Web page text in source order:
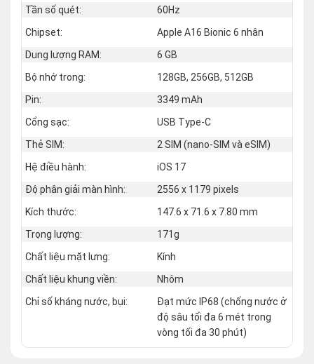
Tần số quét:
60Hz
Chipset:
Apple A16 Bionic 6 nhân
Dung lượng RAM:
6 GB
Bộ nhớ trong:
128GB, 256GB, 512GB
Pin:
3349 mAh
Cổng sạc:
USB Type-C
Thẻ SIM:
2 SIM (nano‑SIM và eSIM)
Hệ điều hành:
iOS 17
Độ phân giải màn hình:
2556 x 1179 pixels
Kích thước:
147.6 x 71.6 x 7.80 mm
Trọng lượng:
171g
Chất liệu mặt lưng:
Kính
Chất liệu khung viền:
Nhôm
Chỉ số kháng nước, bụi:
Đạt mức IP68 (chống nước ở
độ sâu tối đa 6 mét trong
vòng tối đa 30 phút)